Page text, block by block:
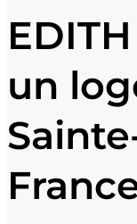
un